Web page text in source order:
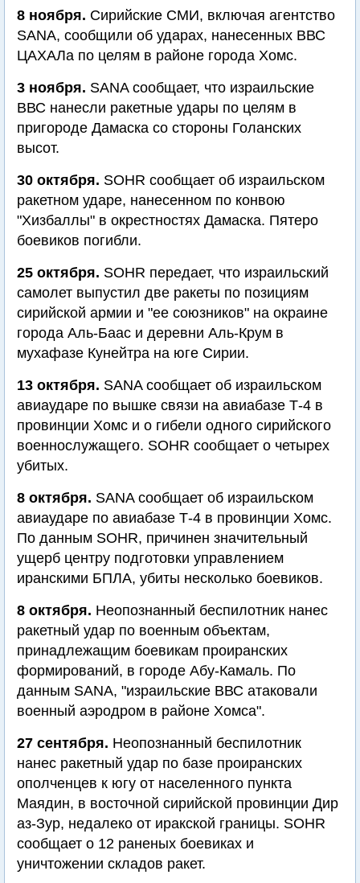
8 ноября. Сирийские СМИ, включая агентство
SANA, сообщили об ударах, нанесенных ВВС
ЦАХАЛа по целям в районе города Хомс.
3 ноября. SANA сообщает, что израильские
ВВС нанесли ракетные удары по целям в
пригороде Дамаска со стороны Голанских
высот.
30 октября. SOHR сообщает об израильском
ракетном ударе, нанесенном по конвою
"Хизбаллы" в окрестностях Дамаска. Пятеро
боевиков погибли.
25 октября. SOHR передает, что израильский
самолет выпустил две ракеты по позициям
сирийской армии и "ее союзников" на окраине
города Аль-Баас и деревни Аль-Крум в
мухафазе Кунейтра на юге Сирии.
13 октября. SANA сообщает об израильском
авиаударе по вышке связи на авиабазе Т-4 в
провинции Хомс и о гибели одного сирийского
военнослужащего. SOHR сообщает о четырех
убитых.
8 октября. SANA сообщает об израильском
авиаударе по авиабазе Т-4 в провинции Хомс.
По данным SOHR, причинен значительный
ущерб центру подготовки управлением
иранскими БПЛА, убиты несколько боевиков.
8 октября. Неопознанный беспилотник нанес
ракетный удар по военным объектам,
принадлежащим боевикам проиранских
формирований, в городе Абу-Камаль. По
данным SANA, "израильские ВВС атаковали
военный аэродром в районе Хомса".
27 сентября. Неопознанный беспилотник
нанес ракетный удар по базе проиранских
ополченцев к югу от населенного пункта
Маядин, в восточной сирийской провинции Дир
аз-Зур, недалеко от иракской границы. SOHR
сообщает о 12 раненых боевиках и
уничтожении складов ракет.